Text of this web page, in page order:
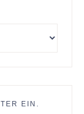
EIN.